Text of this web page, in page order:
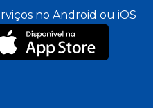
no Android ou iOS